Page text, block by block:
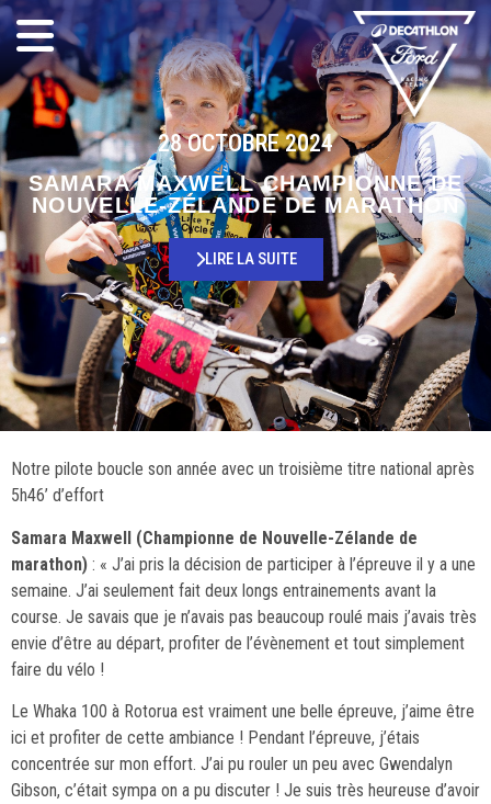
28 OCTOBRE 2024
SAMARA MAXWELL CHAMPIONNE DE
NOUVELLE-ZÉLANDE DE MARATHON
LIRE LA SUITE
Notre pilote boucle son année avec un troisième titre national après
5h46’ d’effort
Samara Maxwell (Championne de Nouvelle-Zélande de
marathon) : « J’ai pris la décision de participer à l’épreuve il y a une
semaine. J’ai seulement fait deux longs entrainements avant la
course. Je savais que je n’avais pas beaucoup roulé mais j’avais très
envie d’être au départ, profiter de l’évènement et tout simplement
faire du vélo !
Le Whaka 100 à Rotorua est vraiment une belle épreuve, j’aime être
ici et profiter de cette ambiance ! Pendant l’épreuve, j’étais
concentrée sur mon effort. J’ai pu rouler un peu avec Gwendalyn
Gibson, c’était sympa on a pu discuter ! Je suis très heureuse d’avoir